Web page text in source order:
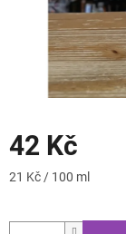
42 Kč
Měrná
21 Kč / 100 ml